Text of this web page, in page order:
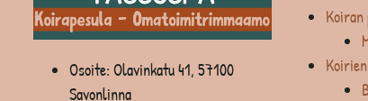
Osoite: Olavinkatu 41, 57100
Savonlinna